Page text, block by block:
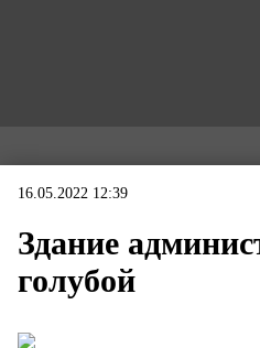
16.05.2022 12:39
Здание
голубой